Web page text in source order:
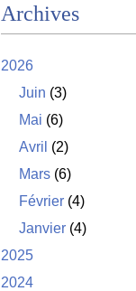
Archives
2026
Juin (3)
Mai (6)
Avril (2)
Mars (6)
Février (4)
Janvier (4)
2025
2024